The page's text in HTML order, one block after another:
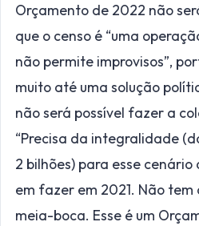
Orçamento de 2022 não
que o censo é “uma
não permite improvisos”,
muito até uma solução
não será possível fazer a
“Precisa da integralidade
2 bilhões) para esse
em fazer em 2021. Não
meia-boca. Esse é um